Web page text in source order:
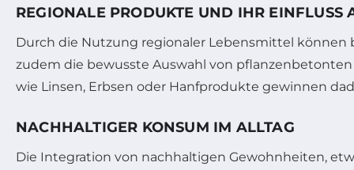
REGIONALE PRODUKTE UND IHR
Durch die Nutzung regionaler Lebensmittel können
zudem die bewusste Auswahl von
wie Linsen, Erbsen oder Hanfprodukte gewinnen
NACHHALTIGER KONSUM IM ALLTAG
Die Integration von nachhaltigen Gewohnheiten,